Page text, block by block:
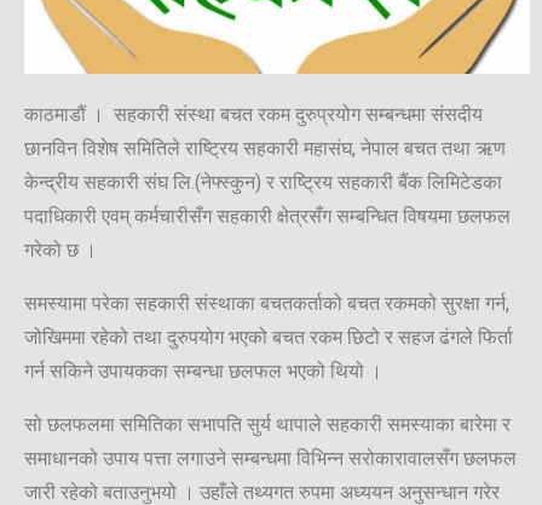
काठमाडौं । सहकारी संस्था बचत रकम दुरुप्रयोग सम्बन्धमा संसदीय
छानविन विशेष समितिले राष्ट्रिय सहकारी महासंघ, नेपाल बचत तथा ऋण
केन्द्रीय सहकारी संघ लि.(नेफ्स्कुन) र राष्ट्रिय सहकारी बैंक लिमिटेडका
पदाधिकारी एवम् कर्मचारीसँग सहकारी क्षेत्रसँग सम्बन्धित विषयमा छलफल
गरेको छ ।
समस्यामा परेका सहकारी संस्थाका बचतकर्ताको बचत रकमको सुरक्षा गर्न,
जोखिममा रहेको तथा दुरुपयोग भएको बचत रकम छिटो र सहज ढंगले फिर्ता
गर्न सकिने उपायकका सम्बन्धा छलफल भएको थियो ।
सो छलफलमा समितिका सभापति सुर्य थापाले सहकारी समस्याका बारेमा र
समाधानको उपाय पत्ता लगाउने सम्बन्धमा विभिन्न सरोकारावालसँग छलफल
जारी रहेको बताउनुभयो । उहाँले तथ्यगत रुपमा अध्ययन अनुसन्धान गरेर